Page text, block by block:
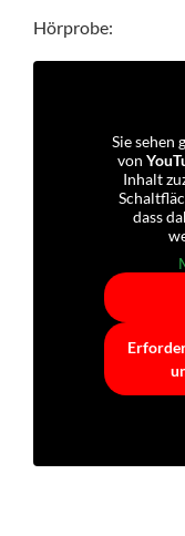
Hörprobe:
Sie sehen
von
Inhalt
dass